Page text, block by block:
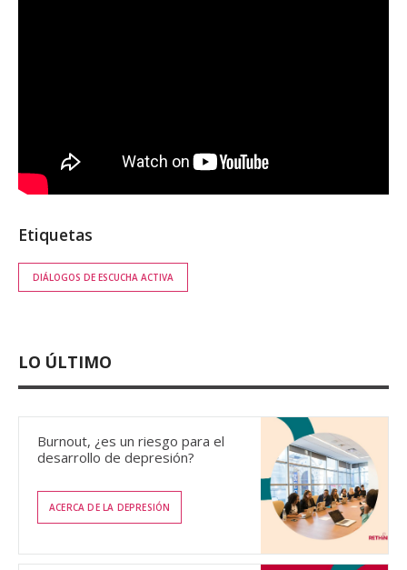
Etiquetas
DIÁLOGOS DE ESCUCHA ACTIVA
LO ÚLTIMO
Burnout, ¿es un riesgo para el
desarrollo de depresión?
ACERCA DE LA DEPRESIÓN